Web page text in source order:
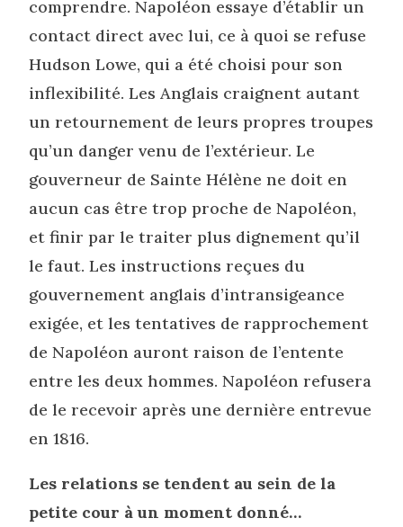
comprendre. Napoléon essaye d’établir un
contact direct avec lui, ce à quoi se refuse
Hudson Lowe, qui a été choisi pour son
inflexibilité. Les Anglais craignent autant
un retournement de leurs propres troupes
qu’un danger venu de l’extérieur. Le
gouverneur de Sainte Hélène ne doit en
aucun cas être trop proche de Napoléon,
et finir par le traiter plus dignement qu’il
le faut. Les instructions reçues du
gouvernement anglais d’intransigeance
exigée, et les tentatives de rapprochement
de Napoléon auront raison de l’entente
entre les deux hommes. Napoléon refusera
de le recevoir après une dernière entrevue
en 1816.
Les relations se tendent au sein de la
petite cour à un moment donné…